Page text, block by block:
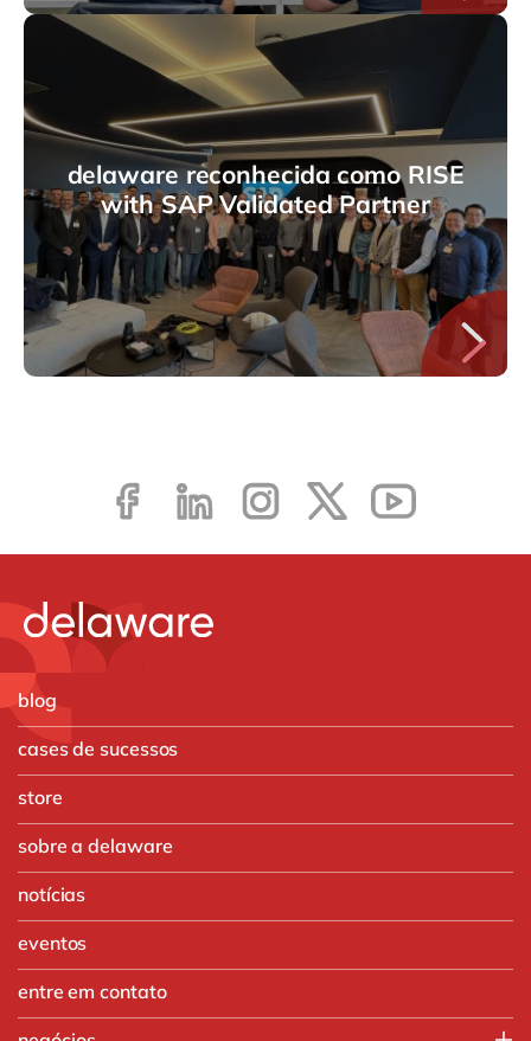
delaware reconhecida como RISE
with SAP Validated Partner
blog
cases de sucessos
store
sobre a delaware
notícias
eventos
entre em contato